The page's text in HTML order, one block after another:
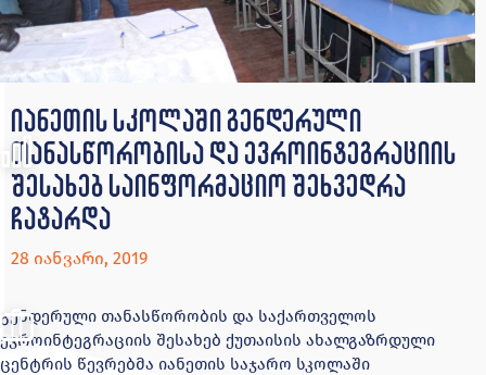
იანეთის სკოლაში გენდერული
თანასწორობისა და ევროინტეგრაციის
შესახებ საინფორმაციო შეხვედრა
ჩატარდა
28 იანვარი, 2019
გენდერული თანასწორობის და საქართველოს
ევროინტეგრაციის შესახებ ქუთაისის ახალგაზრდული
ცენტრის წევრებმა იანეთის საჯარო სკოლაში